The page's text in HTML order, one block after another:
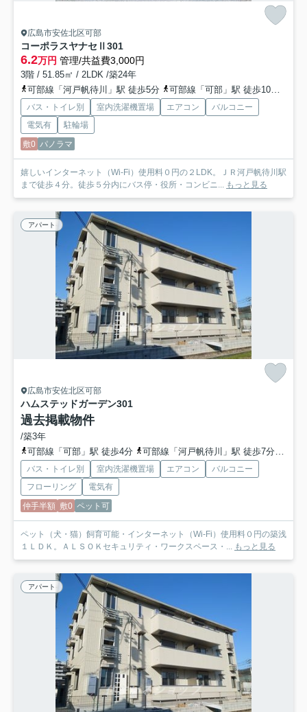
広島市安佐北区可部
コーポラスヤナセⅡ 301
6.2万円 管理/共益費3,000円
3階 / 51.85㎡ / 2LDK /築24年
可部線「河戸帆待川」駅 徒歩5分
可部線「可部」駅 徒歩10分
バス・トイレ別 室内洗濯機置場 エアコン
バルコニー
電気有
駐輪場
敷0 パノラマ
嬉しいインターネット（Wi-Fi）使用料０円の２LDK。ＪＲ河戸帆待川駅
まで徒歩４分。徒歩５分内にバス停・役所・コンビニ... もっと見る
アパート
広島市安佐北区可部
ハムステッドガーデン301
過去掲載物件
/築3年
可部線「可部」駅 徒歩4分
可部線「河戸帆待川」駅 徒歩7分
バス・トイレ別 室内洗濯機置場 エアコン
バルコニー
フローリング
電気有
仲手半額 敷0 ペット可
ペット（犬・猫）飼育可能・インターネット（Wi-Fi）使用料０円の築浅
１ＬＤＫ。ＡＬＳＯＫセキュリティ・ワークスペース・... もっと見る
アパート